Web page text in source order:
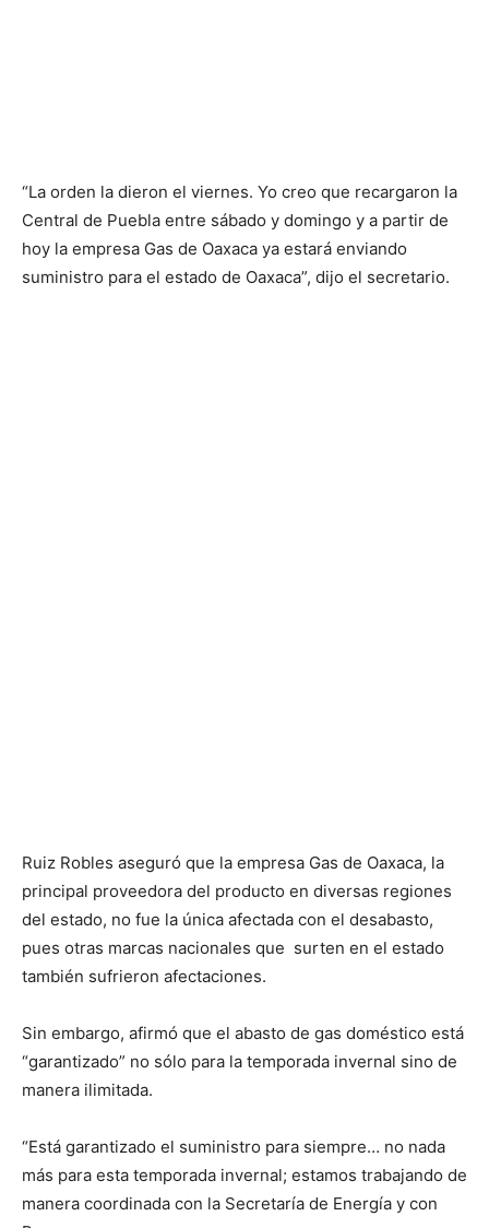
“La orden la dieron el viernes. Yo creo que recargaron la
Central de Puebla entre sábado y domingo y a partir de
hoy la empresa Gas de Oaxaca ya estará enviando
suministro para el estado de Oaxaca”, dijo el secretario.
Ruiz Robles aseguró que la empresa Gas de Oaxaca, la
principal proveedora del producto en diversas regiones
del estado, no fue la única afectada con el desabasto,
pues otras marcas nacionales que surten en el estado
también sufrieron afectaciones.
Sin embargo, afirmó que el abasto de gas doméstico está
“garantizado” no sólo para la temporada invernal sino de
manera ilimitada.
“Está garantizado el suministro para siempre… no nada
más para esta temporada invernal; estamos trabajando de
manera coordinada con la Secretaría de Energía y con